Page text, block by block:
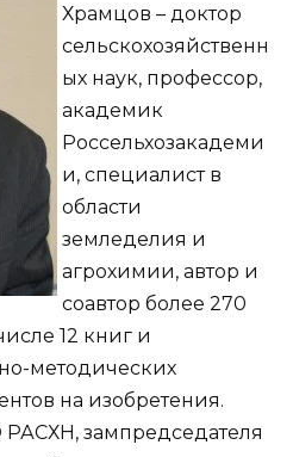
Храмцов – доктор
сельскохозяйственн
ых наук, профессор,
академик
Россельхозакадеми
и, специалист в
области
земледелия и
агрохимии, автор и
соавтор более 270
12 книг и
методических
на изобретения.
зампредседателя